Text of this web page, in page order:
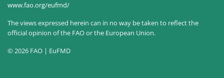
www.fao.org/eufmd/
The views expressed herein can in no way be taken to reflect the
official opinion of the FAO or the European Union.
© 2026 FAO | EuFMD